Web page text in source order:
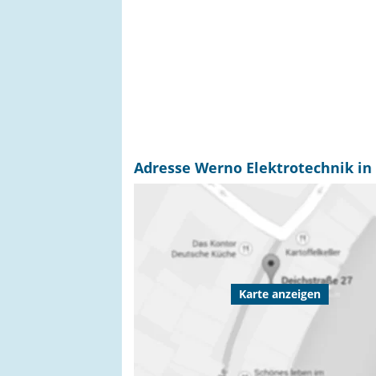
Adresse Werno Elektrotechnik
Karte anzeigen